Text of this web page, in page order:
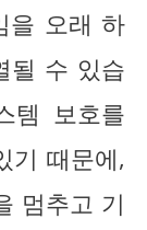
을 오래 하
될 수 있습
템 보호를
기 때문에,
멈추고 기